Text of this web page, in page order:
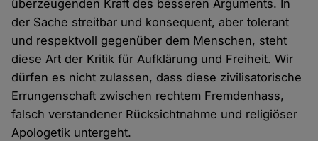
überzeugenden Kraft des besseren Arguments. In
der Sache streitbar und konsequent, aber tolerant
und respektvoll gegenüber dem Menschen, steht
diese Art der Kritik für Aufklärung und Freiheit. Wir
dürfen es nicht zulassen, dass diese zivilisatorische
Errungenschaft zwischen rechtem Fremdenhass,
falsch verstandener Rücksichtnahme und religiöser
Apologetik untergeht.